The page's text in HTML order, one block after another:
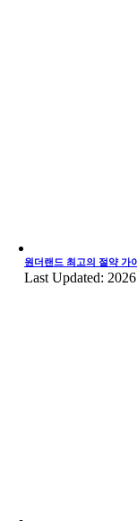
원더랜드 최고의 절약 가
Last Updated: